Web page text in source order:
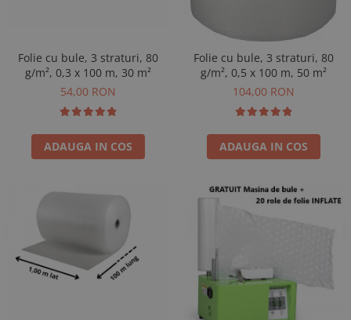
Folie cu bule, 3 straturi, 80
g/m², 0,3 x 100 m, 30 m²
54,00 RON
ADAUGA IN COS
Folie cu bule, 3 straturi, 80
g/m², 0,5 x 100 m, 50 m²
104,00 RON
ADAUGA IN COS